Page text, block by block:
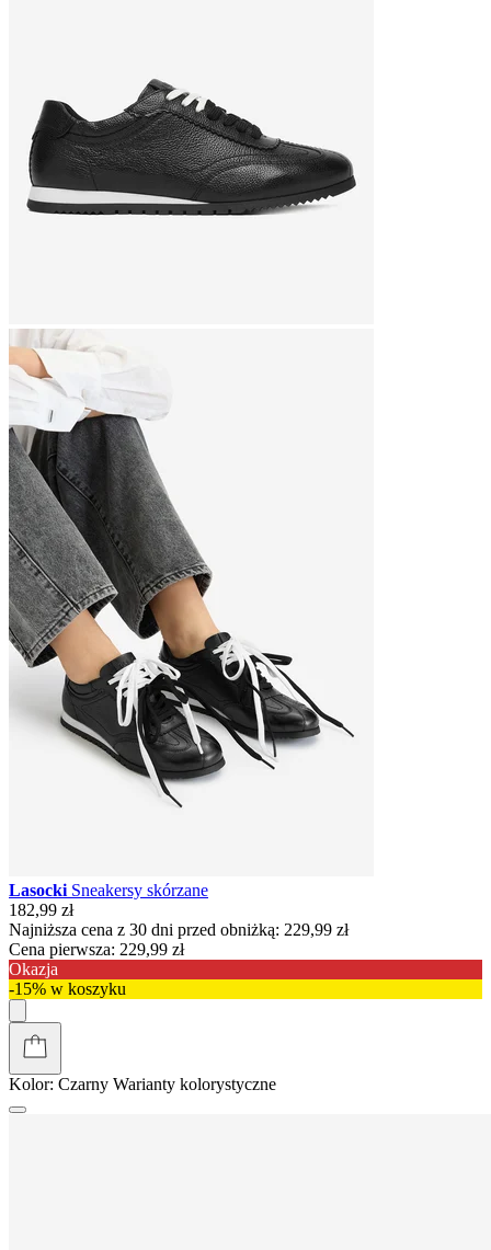
Lasocki Sneakersy skórzane
182,99 zł
Najniższa cena z 30 dni przed obniżką: 229,99 zł
Cena pierwsza: 229,99 zł
Okazja
-15% w koszyku
Kolor: Czarny Warianty kolorystyczne